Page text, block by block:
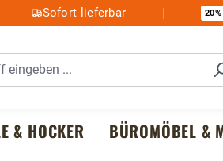
Sofort lieferbar 20%
& HOCKER BÜROMÖBEL &